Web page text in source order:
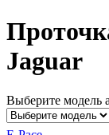
Jaguar
Выберите модель